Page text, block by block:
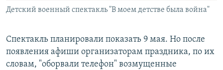
Детский военный спектакль "В моем детстве была война"
Спектакль планировали показать 9 мая. Но после
появления афиши организаторам праздника, по их
словам, "оборвали телефон" возмущенные